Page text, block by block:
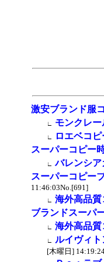
激安ブランド服
∟ モンクレ
∟ ロエベコ
スーパーコピー
∟ バレンシア
スーパーコピー
11:46:03No.[691]
∟ 海外高品
ブランドスーパ
∟ 海外高品
∟ ルイヴィ
[木曜日]